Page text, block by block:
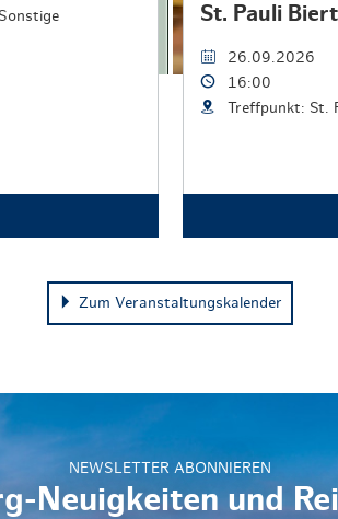
Sonstige St. Pauli
26.09.2026
16:00
Treffpunkt: St.
Zum Veranstaltungskalender
NEWSLETTER ABONNIEREN
Neuigkeiten und